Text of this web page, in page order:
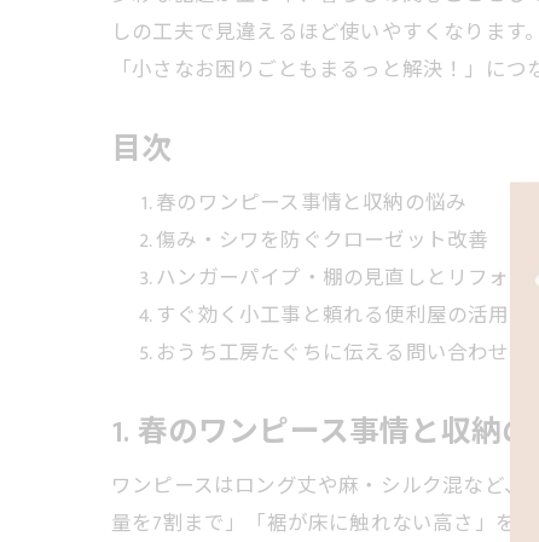
しの工夫で見違えるほど使いやすくなりま
「小さなお困りごともまるっと解決！」に
目次
春のワンピース事情と収納の悩み
傷み・シワを防ぐクローゼット改善
ハンガーパイプ・棚の見直しとリフォー
すぐ効く小工事と頼れる便利屋の活用
おうち工房たぐちに伝える問い合わせ要点
1. 春のワンピース事情と収納の
ワンピースはロング丈や麻・シルク混など
量を7割まで」「裾が床に触れない高さ」を